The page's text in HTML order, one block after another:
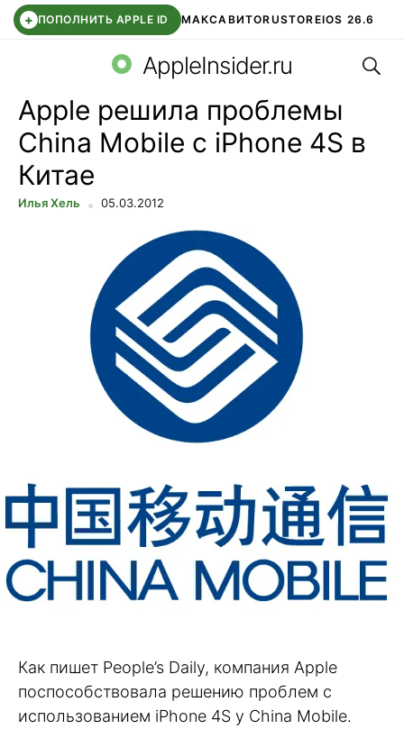
+ ПОПОЛНИТЬ APPLE ID МАКСАВИТОRUSTOREIOS 26.6
СБЕР КИДС ВТБ ОНЛАЙН ЧАТ В ROBLOX
AppleInsider.ru
Apple решила проблемы
China Mobile с iPhone 4S в
Китае
Илья Хель 05.03.2012
Как пишет People’s Daily, компания Apple
поспособствовала решению проблем с
использованием iPhone 4S у China Mobile.